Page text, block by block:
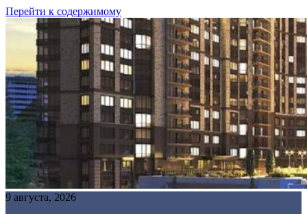
Перейти к содержимому
9 августа, 2026